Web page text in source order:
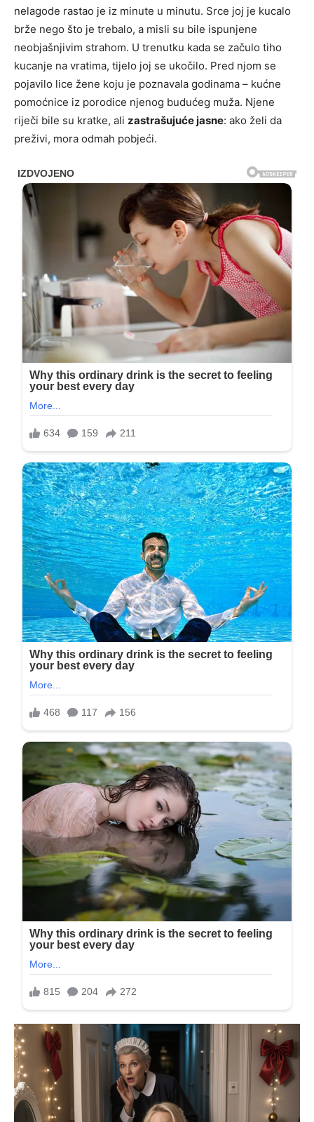
nelagode rastao je iz minute u minutu. Srce joj je kucalo
brže nego što je trebalo, a misli su bile ispunjene
neobjašnjivim strahom. U trenutku kada se začulo tiho
kucanje na vratima, tijelo joj se ukočilo. Pred njom se
pojavilo lice žene koju je poznavala godinama – kućne
pomoćnice iz porodice njenog budućeg muža. Njene
riječi bile su kratke, ali zastrašujuće jasne: ako želi da
preživi, mora odmah pobjeći.